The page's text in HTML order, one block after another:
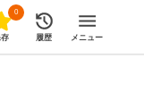
0
履歴 メニュー